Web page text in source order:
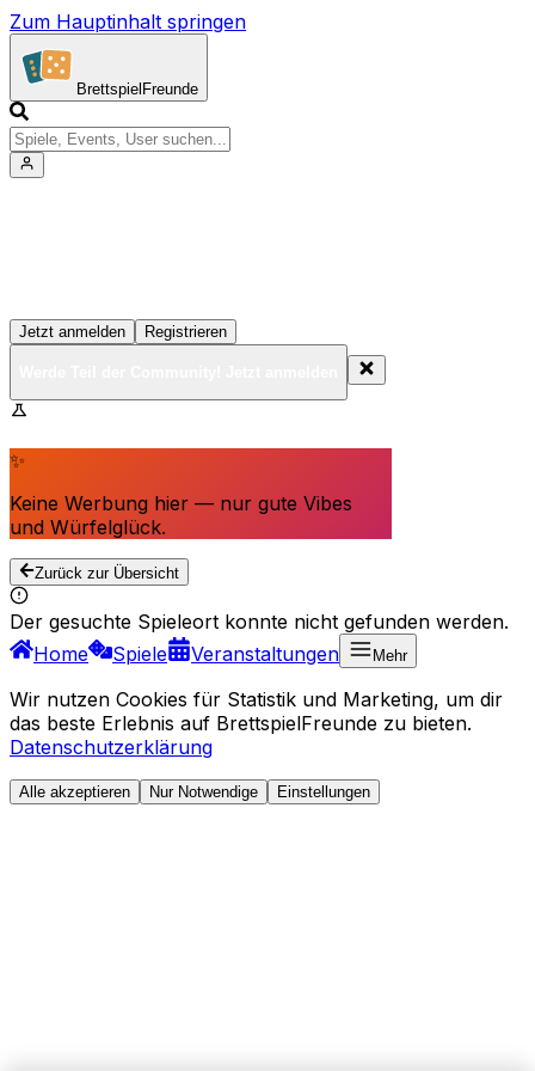
Zum Hauptinhalt springen
Brettspiel Freunde
Jetzt anmelden Registrieren
✨
Keine Werbung hier — nur gute Vibes
und Würfelglück.
Zurück zur Übersicht
Der gesuchte Spieleort konnte nicht gefunden werden.
Home
Spiele Veranstaltungen Mehr
Wir nutzen Cookies für Statistik und Marketing, um dir
das beste Erlebnis auf BrettspielFreunde zu bieten.
Datenschutzerklärung
Alle akzeptieren Nur Notwendige Einstellungen